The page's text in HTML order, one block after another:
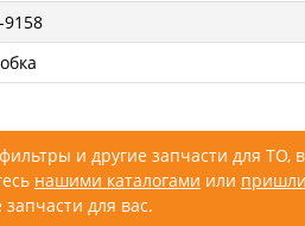
9158
и другие запчасти для ТО,
нашими каталогами или
для вас.